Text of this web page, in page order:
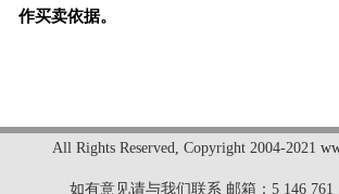
作买卖依据。
All Rights Reserved Copyright 2004-2021
如有意见请与我们联系 邮箱：5 146 761